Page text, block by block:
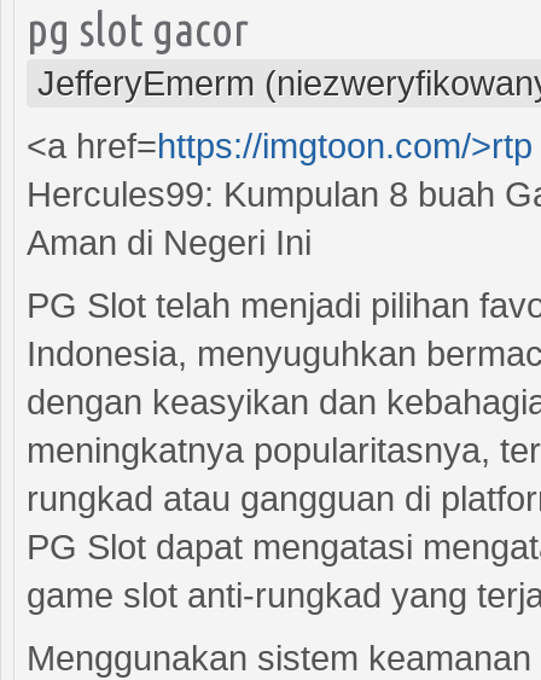
pg slot gacor
JefferyEmerm
<a href=https://imgtoon.com/>rtp
Hercules99: Kumpulan 8 buah
Aman di Negeri Ini
PG Slot telah menjadi pilihan
Indonesia, menyuguhkan
dengan keasyikan dan
meningkatnya popularitasnya,
rungkad atau gangguan di
PG Slot dapat mengatasi
game slot anti-rungkad yang
Menggunakan sistem